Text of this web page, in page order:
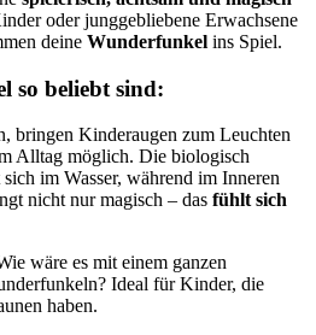
oder junggebliebene Erwachsene
deine Wunderfunkel ins Spiel.
so beliebt sind:
bringen Kinderaugen zum Leuchten
Alltag möglich. Die biologisch
im Wasser, während im Inneren
nicht nur magisch – das fühlt sich
wäre es mit einem ganzen
Ideal für Kinder, die
haben.